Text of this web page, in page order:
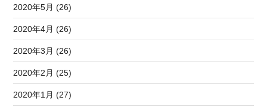
2020年5月 (26)
2020年4月 (26)
2020年3月 (26)
2020年2月 (25)
2020年1月 (27)